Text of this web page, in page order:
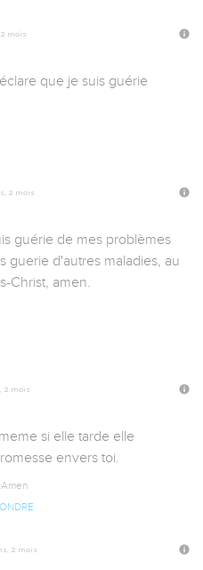
2 mois
que je suis guérie
2 mois
guérie de mes problèmes
guerie d'autres maladies, au
Christ, amen.
2 mois
si elle tarde elle
envers toi.
2 mois